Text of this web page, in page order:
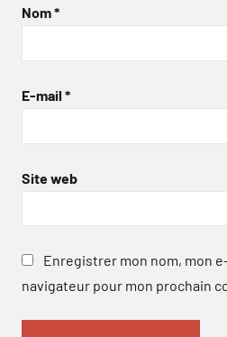
Nom*
E-mail *
Site web
Enregistrer mon nom, mon
navigateur pour mon prochain